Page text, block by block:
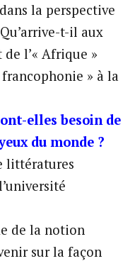
la perspective
t-il aux
l’« Afrique »
» à la
elles besoin de
du monde ?
littératures
de la notion
sur la façon